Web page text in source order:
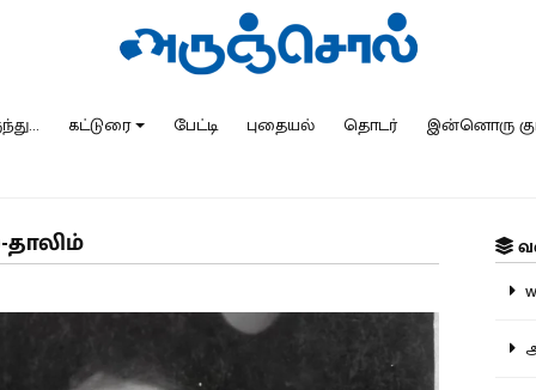
கட்டுரை பேட்டி புதையல் தொடர் இன்னொரு